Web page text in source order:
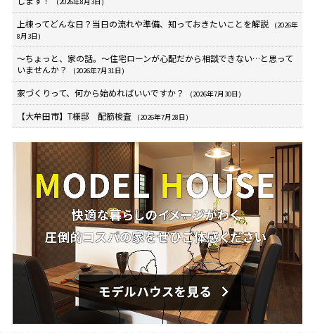
上棟ってどんな日？当日の流れや準備、知っておきたいことを解説
(2026年
8月3日)
～ちょっと、家の話。～住宅ローンが心配だから相談できない…と思って
いませんか？
(2026年7月31日)
家づくりって、何から始めればいいですか？ (2026年7月30日)
【大牟田市】T様邸 配筋検査 (2026年7月28日)